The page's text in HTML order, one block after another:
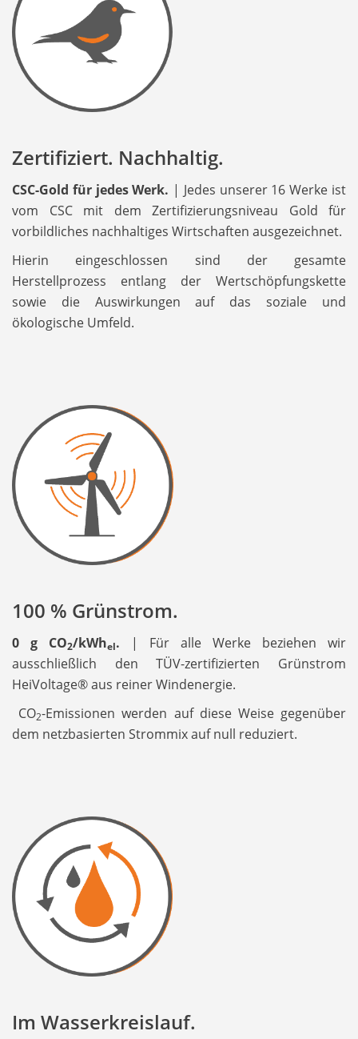
Zertifiziert. Nachhaltig.
CSC-Gold für jedes Werk. | Jedes unserer 16 Werke ist
vom CSC mit dem Zertifizierungsniveau Gold für
vorbildliches nachhaltiges Wirtschaften ausgezeichnet.
Hierin eingeschlossen sind der gesamte
Herstellprozess entlang der Wertschöpfungskette
sowie die Auswirkungen auf das soziale und
ökologische Umfeld.
100 % Grünstrom.
0 g CO2/kWhel. | Für alle Werke beziehen wir
ausschließlich den TÜV-zertifizierten Grünstrom
HeiVoltage® aus reiner Windenergie.
CO2-Emissionen werden auf diese Weise gegenüber
dem netzbasierten Strommix auf null reduziert.
Im Wasserkreislauf.